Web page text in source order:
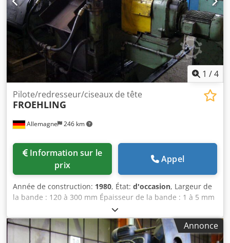
1 /4
Allemagne 246 km
Pilote/redresseur/ciseaux de tête
FROEHLING
prix
Appel
Année de construction: 1980, État: d'occasion, Largeur de
la bande : 120 à 300 mm Épaisseur de la bande : 1 à 5 mm
Codpolil Epsfx Ah Terf Matériau de référence (résistance à
la traction) : 800 N/mm²
Annonce